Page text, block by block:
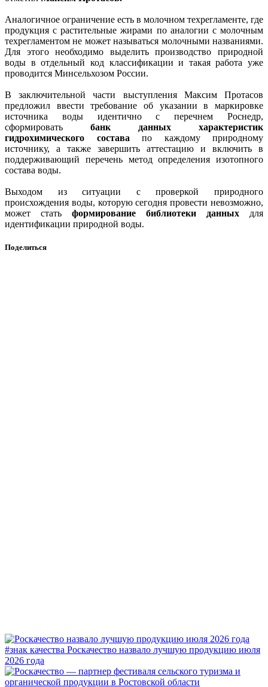
Аналогичное ограничение есть в молочном техрегламенте, где
продукция с растительные жирами по аналогии с молочным
техрегламентом не может называться молочными названиями.
Для этого необходимо выделить производство природной
воды в отдельный код классификации и такая работа уже
проводится Минсельхозом России.
В заключительной части выступления Максим Протасов
предложил ввести требование об указании в маркировке
источника воды идентично с перечнем Роснедр,
сформировать банк данных характеристик
гидрохимического состава по каждому природному
источнику, а также завершить аттестацию и включить в
поддерживающий перечень метод определения изотопного
состава воды.
Выходом из ситуации с проверкой природного
происхождения воды, которую сегодня провести невозможно,
может стать формирование библиотеки данных для
идентификации природной воды.
Поделиться
#знак качества Роскачество назвало лучшую продукцию июля
2026 года